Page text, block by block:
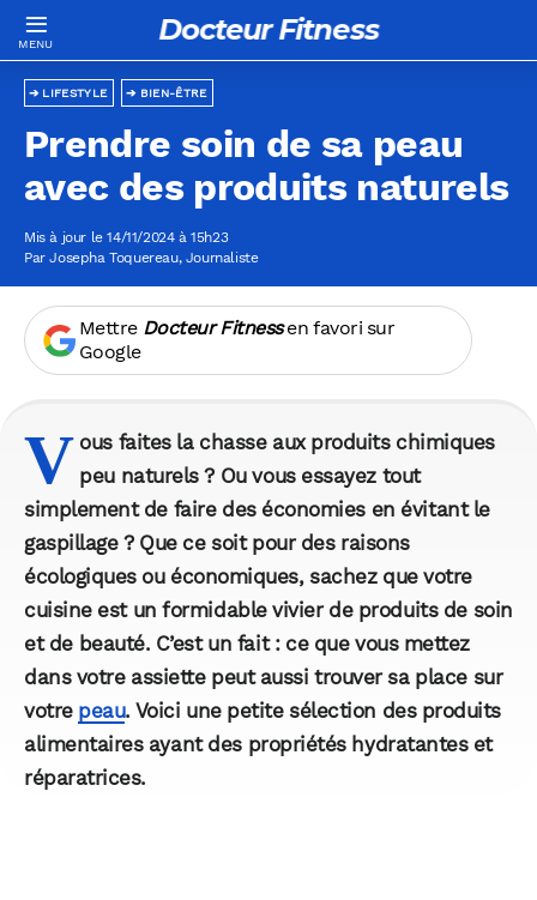
Docteur Fitness
BIEN-ÊTRE
LIFESTYLE
Prendre soin de sa peau
avec des produits naturels
Mis à jour le 14/11/2024 à 15h23
ParJosepha Toquereau, Journaliste
Mettre Docteur Fitnessen favori sur
Google
V ous faites la chasse aux produits chimiques
peu naturels ? Ou vous essayez tout
simplement de faire des économies en évitant le
gaspillage ? Que ce soit pour des raisons
écologiques ou économiques, sachez que votre
cuisine est un formidable vivier de produits de soin
et de beauté. C’est un fait : ce que vous mettez
dans votre assiette peut aussi trouver sa place sur
votre peau. Voici une petite sélection des produits
alimentaires ayant des propriétés hydratantes et
réparatrices.